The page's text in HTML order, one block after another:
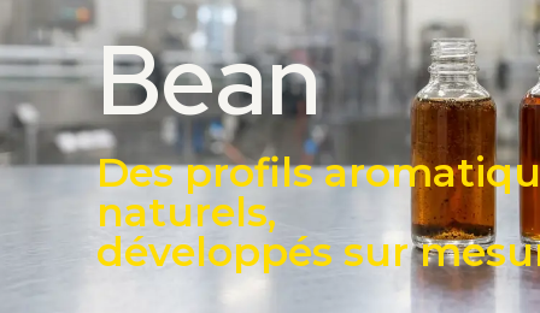
Bean
Des profils
naturels,
développés sur